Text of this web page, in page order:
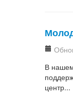
В
центр...